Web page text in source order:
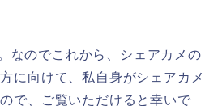
なのでこれから、シェアカメの
に向けて、私自身がシェアカメ
で、ご覧いただけると幸いで